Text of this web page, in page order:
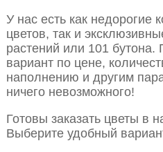
У нас есть как недорогие
цветов, так и
растений или 101
вариант по цене,
наполнению и другим
ничего невозможного!
Готовы заказать цветы в
Выберите удобный